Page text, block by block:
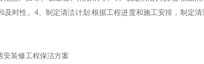
及时性。 4、制定清洁计划:根据工程进度和施工安排，制定清